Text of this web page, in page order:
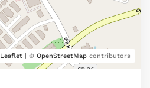
Leaflet | © OpenStreetMap contributors